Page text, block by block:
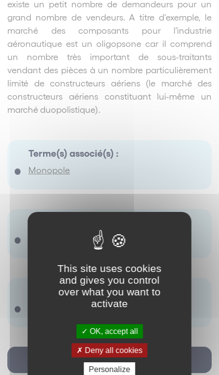
existe un petit nombre de demandeurs pour un
grand nombre de vendeurs. A titre d’exemple, le
marché des composants pour l'industrie
aéronautique est un oligopsone car il comprend
un nombre très important de sous-traitants
vendant des pièces à un nombre particulièrement
limité de constructeurs aériens (le marché des
constructeurs aériens constituant lui-même un
marché duopolistique).
Terme(s) associé(s) :
Monopole
Synonyme(s) :
Il ny a pas de terme renseigné.
Antonyme(s) :
Retour
This site uses cookies
and gives you control
over what you want to
activate
OK, accept all
Deny all cookies
Personalize